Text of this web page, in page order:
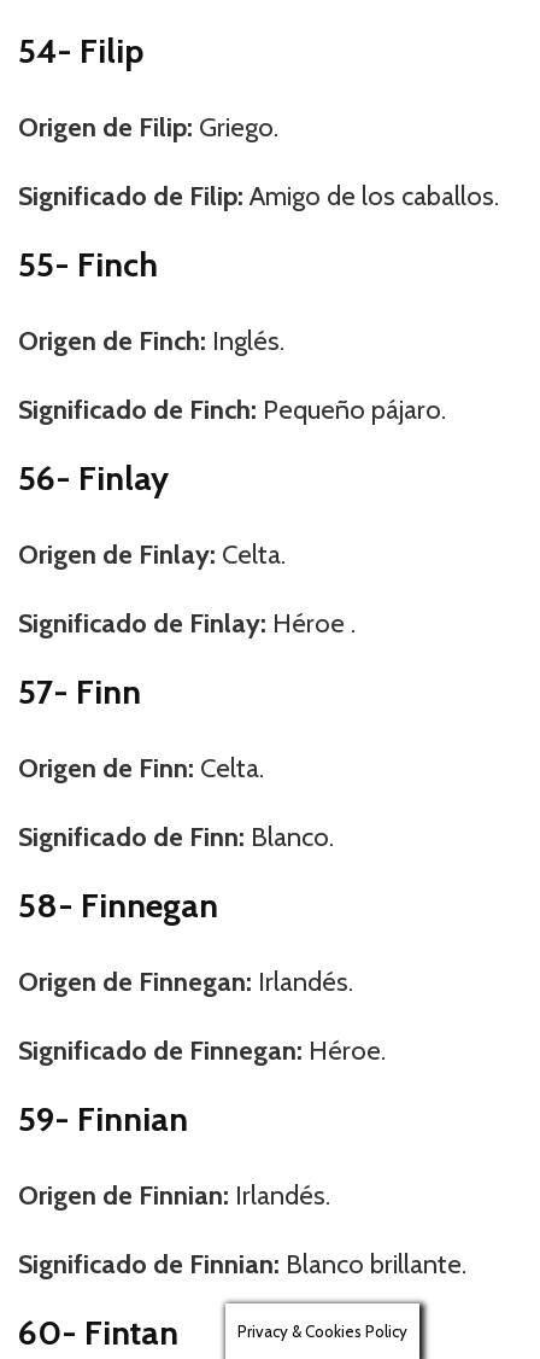
54- Filip
Origen de Filip: Griego.
Significado de Filip:Amigo de los caballos.
55- Finch
Origen de Finch: Inglés.
Significado de Finch: Pequeño pájaro.
56- Finlay
Origen de Finlay: Celta.
Significado de Finlay: Héroe .
57- Finn
Origen de Finn: Celta.
Significado de Finn: Blanco.
58- Finnegan
Origen de Finnegan: Irlandés.
Significado de Finnegan: Héroe.
59- Finnian
Origen de Finnian: Irlandés.
Significado de Finnian: Blanco brillante.
60- Fintan Privacy & Cookies Policy